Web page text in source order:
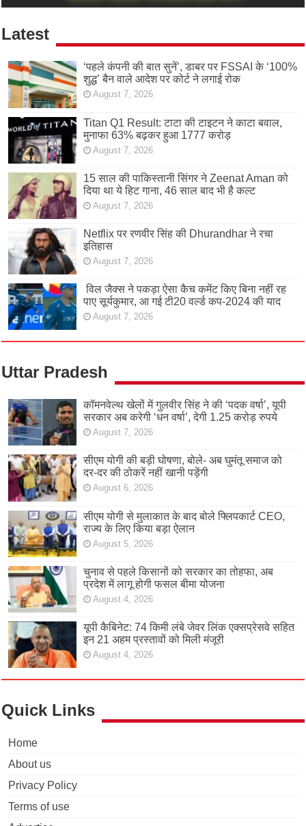
Latest
‘पहले कंपनी की बात सुनें’, डाबर पर FSSAI के ‘100%
शुद्ध’ बैन वाले आदेश पर कोर्ट ने लगाई रोक
August 7, 2026
Titan Q1 Result: टाटा की टाइटन ने काटा बवाल,
मुनाफा 63% बढ़कर हुआ 1777 करोड़
August 7, 2026
15 साल की पाकिस्तानी सिंगर ने Zeenat Aman को
दिया था ये हिट गाना, 46 साल बाद भी है कल्ट
August 7, 2026
Netflix पर रणवीर सिंह की Dhurandhar ने रचा
इतिहास
August 7, 2026
विल जैक्स ने पकड़ा ऐसा कैच कमेंट किए बिना नहीं रह
पाए सूर्यकुमार, आ गई टी20 वर्ल्ड कप-2024 की याद
August 7, 2026
Uttar Pradesh
कॉमनवेल्थ खेलों में गुलवीर सिंह ने की ‘पदक वर्षा’, यूपी
सरकार अब करेगी ‘धन वर्षा’, देगी 1.25 करोड़ रुपये
August 7, 2026
सीएम योगी की बड़ी घोषणा, बोले- अब घुमंतू समाज को
दर-दर की ठोकरें नहीं खानी पड़ेंगी
August 6, 2026
सीएम योगी से मुलाकात के बाद बोले फ्लिपकार्ट CEO,
राज्य के लिए किया बड़ा ऐलान
August 5, 2026
चुनाव से पहले किसानों को सरकार का तोहफा, अब
प्रदेश में लागू होगी फसल बीमा योजना
August 4, 2026
यूपी कैबिनेट: 74 किमी लंबे जेवर लिंक एक्सप्रेसवे सहित
इन 21 अहम प्रस्तावों को मिली मंजूरी
August 4, 2026
Quick Links
Home
About us
Privacy Policy
Terms of use